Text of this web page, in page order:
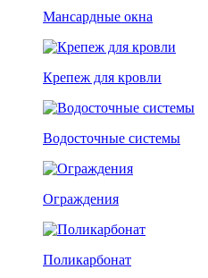
Мансардные окна
Крепеж для кровли
Водосточные системы
Ограждения
Поликарбонат